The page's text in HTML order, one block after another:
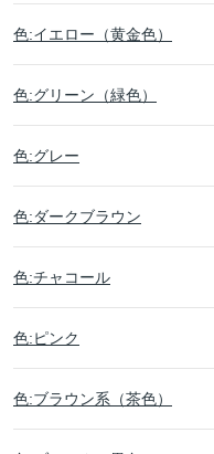
色:イエロー（黄金色）
色:グリーン（緑色）
色:グレー
色:ダークブラウン
色:チャコール
色:ピンク
色:ブラウン系（茶色）